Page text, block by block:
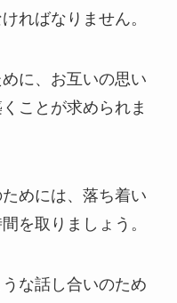
ればなりません。
に、お互いの思い
ことが求められま
めには、落ち着い
を取りましょう。
な話し合いのため